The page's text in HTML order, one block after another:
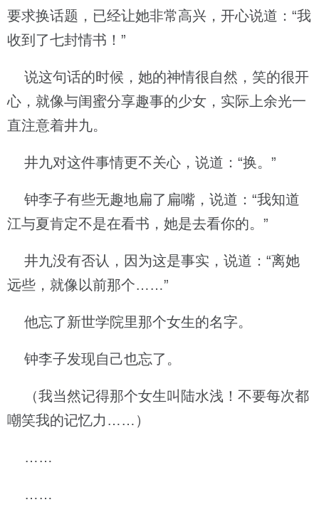
要求换话题，已经让她非常高兴，开心说道：“我
收到了七封情书！”
说这句话的时候，她的神情很自然，笑的很开
心，就像与闺蜜分享趣事的少女，实际上余光一
直注意着井九。
井九对这件事情更不关心，说道：“换。”
钟李子有些无趣地扁了扁嘴，说道：“我知道
江与夏肯定不是在看书，她是去看你的。”
井九没有否认，因为这是事实，说道：“离她
远些，就像以前那个……”
他忘了新世学院里那个女生的名字。
钟李子发现自己也忘了。
（我当然记得那个女生叫陆水浅！不要每次都
嘲笑我的记忆力……）
……
……